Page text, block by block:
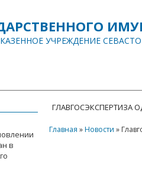
УЧРЕЖДЕНИЕ
в
ГЛАВГОСЭКСПЕРТИЗА
Главная »Новости »